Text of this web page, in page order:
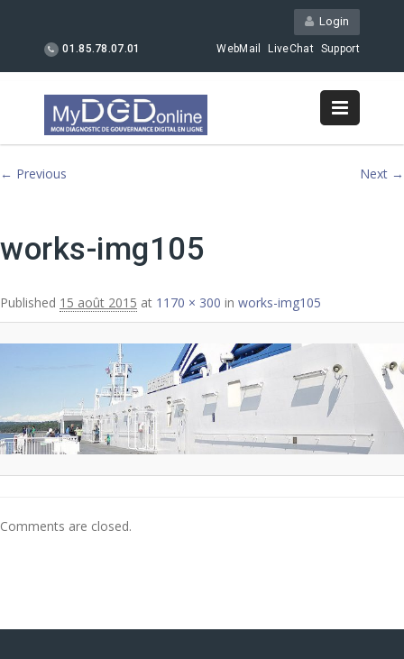
Login
01.85.78.07.01 WebMail LiveChat Support
Image navigation
← Previous Next →
works-img105
Published 15 août 2015 at 1170 × 300 in works-img105
Comments are closed.